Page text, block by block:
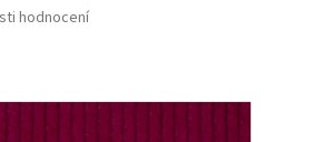
hodnocení